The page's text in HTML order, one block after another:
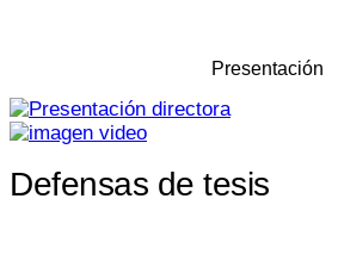
Presentación
Defensas de tesis